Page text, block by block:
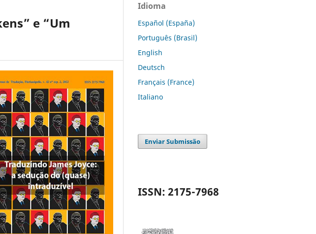
e “Um
Idioma
Español (España)
Português (Brasil)
English
Deutsch
Français (France)
Italiano
Enviar Submissão
ISSN: 2175-7968